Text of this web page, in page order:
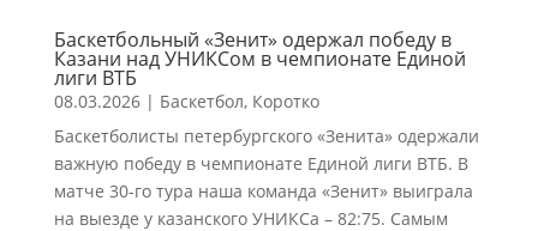
Баскетбольный «Зенит» одержал победу в
Казани над УНИКСом в чемпионате Единой
лиги ВТБ
08.03.2026| Баскетбол, Коротко
Баскетболисты петербургского «Зенита» одержали
важную победу в чемпионате Единой лиги ВТБ. В
матче 30-го тура наша команда «Зенит» выиграла
на выезде у казанского УНИКСа – 82:75. Самым